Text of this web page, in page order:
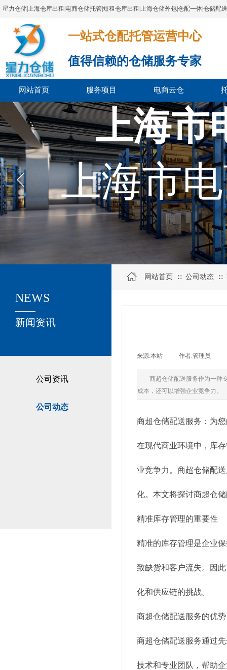
星力仓储|上海仓库出租|电商仓储托管|短租仓库出租|上海仓储外包|仓配一体|仓储配
一站式仓配托管运营中心​​​​​​​​​​​​​​​​​
值得信赖的仓储服务专家
网站首页 服务项目 电商云仓
上海市
上海市
公司资讯
公司动态
关于我们
新闻资讯
NEWS
网站首页 ∷ 公司动态 ∷
来源:本站 作者:管理员
商超仓储配送服务作为一种
成本，还可以增强企业竞争力。
商超仓储配送服务：为
在现代商业环境中，库
业竞争力。商超仓储配
化。本文将探讨商超仓
精准库存管理的重要性
精准的库存管理是企业
致缺货和客户流失。因
化和供应链的挑战。
商超仓储配送服务的优势
商超仓储配送服务通过
技术和专业团队，帮助